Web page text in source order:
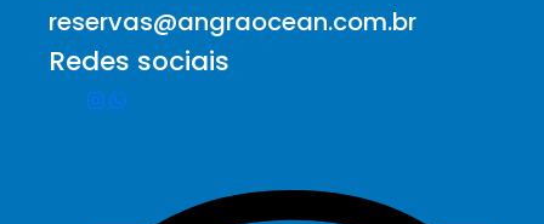
reservas@angraocean.com.br
Redes sociais